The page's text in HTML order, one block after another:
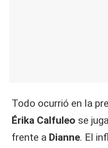
Todo ocurrió en la
Érika Calfuleo se
frente a Dianne. El